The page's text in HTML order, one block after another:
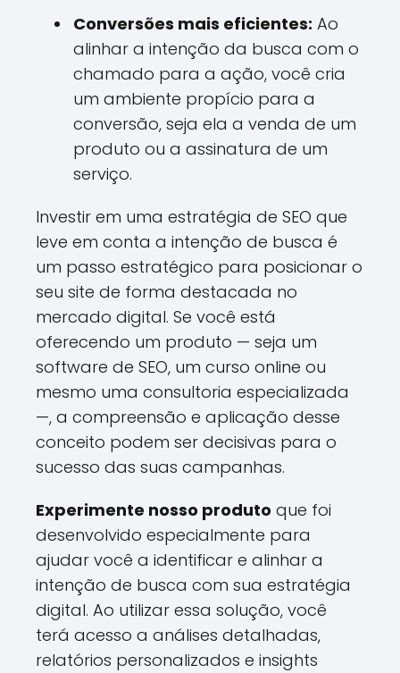
Conversões mais eficientes: Ao
alinhar a intenção da busca com o
chamado para a ação, você cria
um ambiente propício para a
conversão, seja ela a venda de um
produto ou a assinatura de um
serviço.
Investir em uma estratégia de SEO que
leve em conta a intenção de busca é
um passo estratégico para posicionar o
seu site de forma destacada no
mercado digital. Se você está
oferecendo um produto — seja um
software de SEO, um curso online ou
mesmo uma consultoria especializada
—, a compreensão e aplicação desse
conceito podem ser decisivas para o
sucesso das suas campanhas.
Experimente nosso produto que foi
desenvolvido especialmente para
ajudar você a identificar e alinhar a
intenção de busca com sua estratégia
digital. Ao utilizar essa solução, você
terá acesso a análises detalhadas,
relatórios personalizados e insights